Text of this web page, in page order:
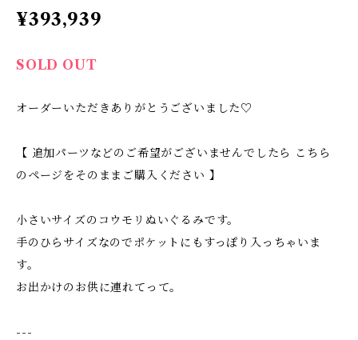
¥393,939
SOLD OUT
オーダーいただきありがとうございました♡
【 追加パーツなどのご希望がございませんでしたら こちら
のページをそのままご購入ください 】
小さいサイズのコウモリぬいぐるみです。
手のひらサイズなのでポケットにもすっぽり入っちゃいま
す。
お出かけのお供に連れてって。
---